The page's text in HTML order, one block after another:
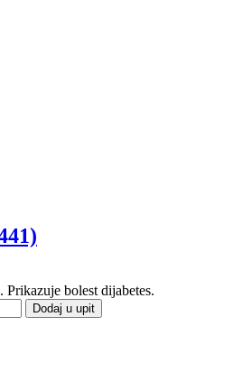
bolest dijabetes.
Dodaj u upit